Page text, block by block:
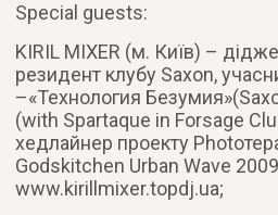
Special guests:
KIRIL MIXER (м. Київ) –
резидент клубу Saxon,
–«Технология
(with Spartaque in Forsage
хедлайнер проекту
Godskitchen Urban Wave
www.kirillmixer.topdj.ua;